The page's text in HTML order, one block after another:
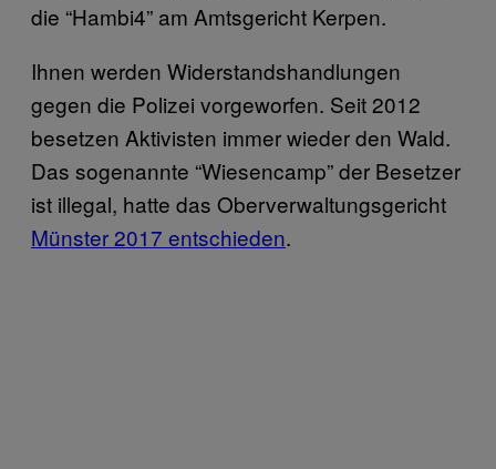
die “Hambi4” am Amtsgericht Kerpen.
Ihnen werden Widerstandshandlungen
gegen die Polizei vorgeworfen. Seit 2012
besetzen Aktivisten immer wieder den Wald.
Das sogenannte “Wiesencamp” der Besetzer
ist illegal, hatte das Oberverwaltungsgericht
Münster 2017 entschieden.